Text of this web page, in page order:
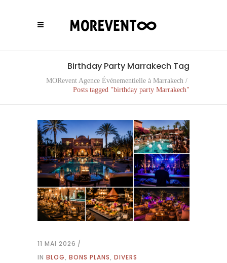
Birthday Party Marrakech Tag
MORevent Agence Événementielle à Marrakech /
Posts tagged "birthday party Marrakech"
11 MAI 2026
IN BLOG, BONS PLANS, DIVERS